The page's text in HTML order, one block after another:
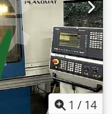
1 / 14